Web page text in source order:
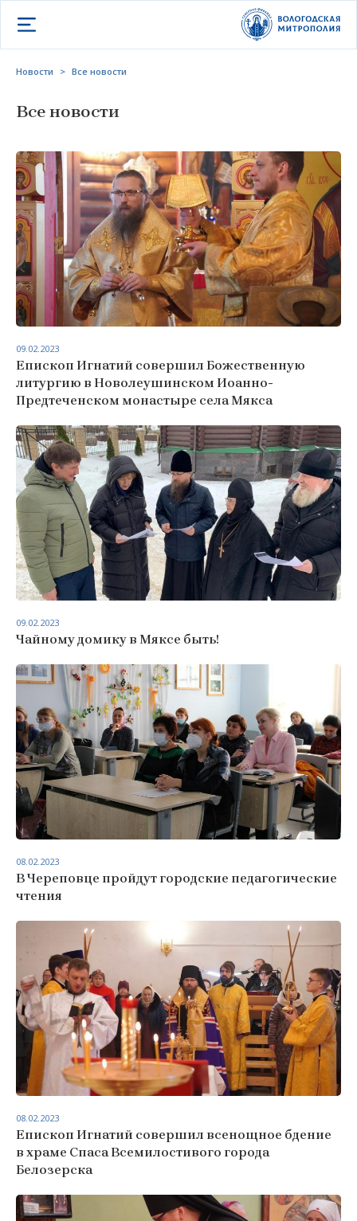
Открыть меню
Новости > Все новости
Все новости
Епископ Игнатий совершил Божественную
литургию в Новолеушинском Иоанно-
Предтеченском монастыре села Мякса
09.02.2023
Чайному домику в Мяксе быть!
09.02.2023
В Череповце пройдут городские педагогические
чтения
08.02.2023
Епископ Игнатий совершил всенощное бдение
в храме Спаса Всемилостивого города
Белозерска
08.02.2023